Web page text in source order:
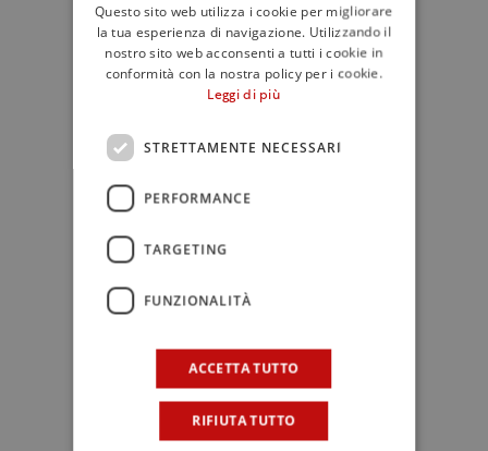
Poi il paragone tra i tiktoker e i turisti
dei secoli scorsi, scontenti anche loro.
Theodor Fontane, autore di “Effi
Tondo Doni di Michelangelo “nulla di
che” e Tintoretto “un imbrattatore”, il
Lido di Venezia noioso, il
Vesuvio “meno bello della Sprea”.
Il paragone con i tempi moderni corre
siano simili le preoccupazioni dei
esempio, le difficoltà del viaggio ad
Questo sito web utilizza i cookie per migliorare
la tua esperienza di navigazione. Utilizzando il
nostro sito web acconsenti a tutti i cookie in
conformità con la nostra policy per i cookie.
Leggi di più
STRETTAMENTE NECESSARI
PERFORMANCE
TARGETING
FUNZIONALITÀ
ACCETTA TUTTO
RIFIUTA TUTTO